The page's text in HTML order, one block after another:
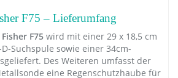
F75 – Lieferumfang
F75 wird mit einer 29 x 18,5 cm
Suchspule sowie einer 34cm-
Des Weiteren umfasst der
eine Regenschutzhaube für